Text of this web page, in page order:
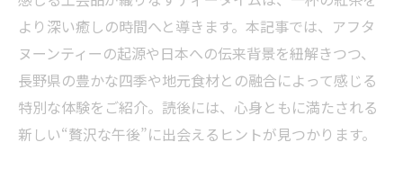
より深い癒しの時間へと導きます。本記事では、アフタ
ヌーンティーの起源や日本への伝来背景を紐解きつつ、
長野県の豊かな四季や地元食材との融合によって感じる
特別な体験をご紹介。読後には、心身ともに満たされる
新しい“贅沢な午後”に出会えるヒントが見つかります。